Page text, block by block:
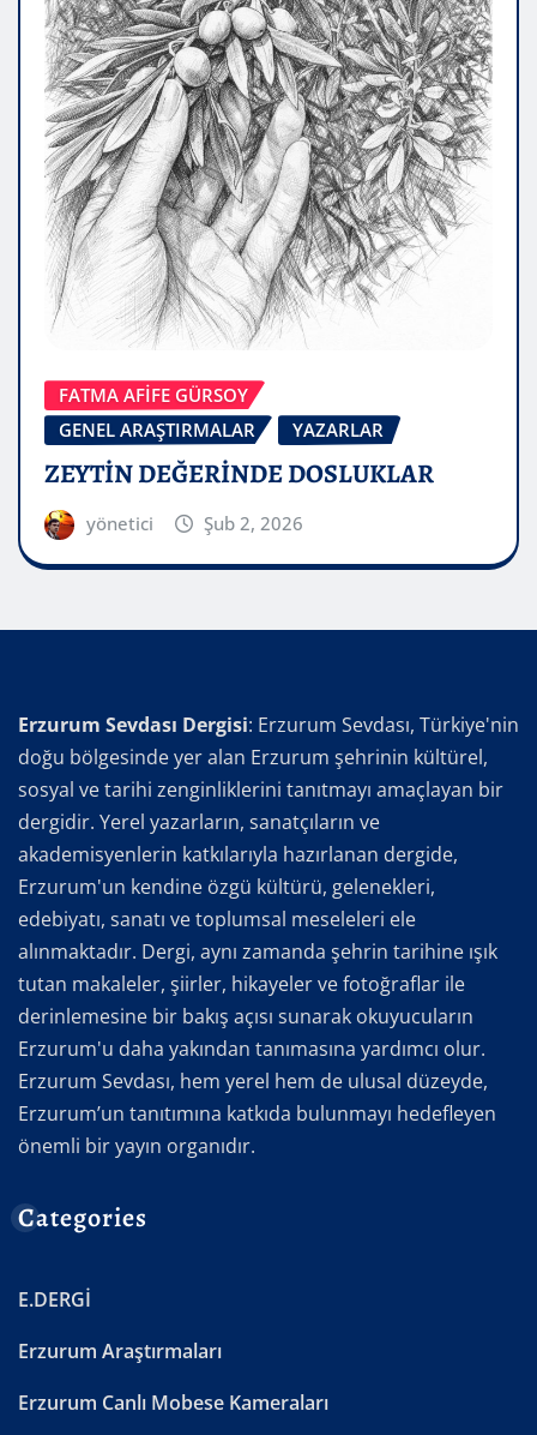
FATMA AFİFE GÜRSOY
GENEL ARAŞTIRMALAR
YAZARLAR
ZEYTİN DEĞERİNDE DOSLUKLAR
yönetici Şub 2, 2026
Erzurum Sevdası Dergisi: Erzurum Sevdası, Türkiye'nin
doğu bölgesinde yer alan Erzurum şehrinin kültürel,
sosyal ve tarihi zenginliklerini tanıtmayı amaçlayan bir
dergidir. Yerel yazarların, sanatçıların ve
akademisyenlerin katkılarıyla hazırlanan dergide,
Erzurum'un kendine özgü kültürü, gelenekleri,
edebiyatı, sanatı ve toplumsal meseleleri ele
alınmaktadır. Dergi, aynı zamanda şehrin tarihine ışık
tutan makaleler, şiirler, hikayeler ve fotoğraflar ile
derinlemesine bir bakış açısı sunarak okuyucuların
Erzurum'u daha yakından tanımasına yardımcı olur.
Erzurum Sevdası, hem yerel hem de ulusal düzeyde,
Erzurum’un tanıtımına katkıda bulunmayı hedefleyen
önemli bir yayın organıdır.
Categories
E.DERGİ
Erzurum Araştırmaları
Erzurum Canlı Mobese Kameraları